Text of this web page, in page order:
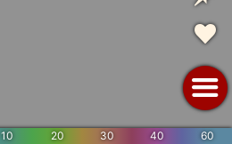
10 20 30 40 60